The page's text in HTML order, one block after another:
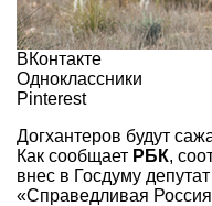
ВКонтакте
Одноклассники
Pinterest
Догхантеров будут
Как сообщает РБК,
внес в Госдуму
«Справедливая